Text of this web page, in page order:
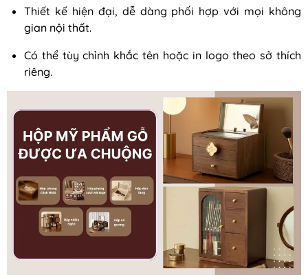
Thiết kế hiện đại, dễ dàng phối hợp với mọi không
gian nội thất.
Có thể tùy chỉnh khắc tên hoặc in logo theo sở thích
riêng.